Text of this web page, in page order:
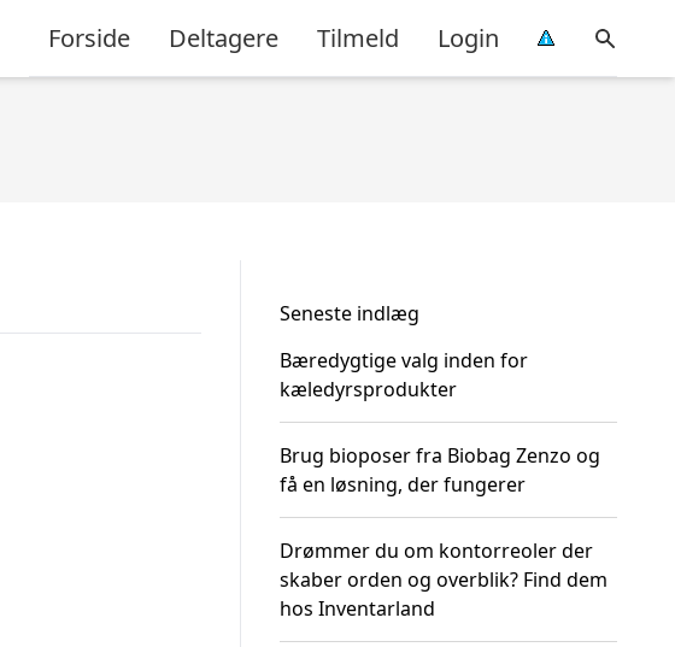
Forside Deltagere Tilmeld Login
Seneste indlæg
Bæredygtige valg inden for
kæledyrsprodukter
Brug bioposer fra Biobag Zenzo og
få en løsning, der fungerer
Drømmer du om kontorreoler der
skaber orden og overblik? Find dem
hos Inventarland